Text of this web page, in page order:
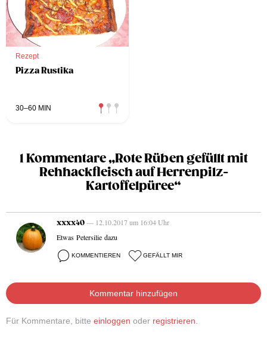
Rezept
Pizza Rustika
30–60 MIN
1 Kommentare „Rote Rüben gefüllt mit
Rehhackfleisch auf Herrenpilz-
Kartoffelpüree“
xxxx40— 12.10.2017 um 16:04 Uhr
Etwas Petersilie dazu
KOMMENTIEREN GEFÄLLT MIR
Kommentar hinzufügen
Für Kommentare, bitte einloggen oder registrieren.